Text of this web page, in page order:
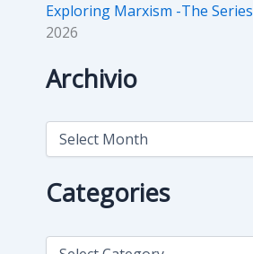
Exploring Marxism -The Series
2026
Archivio
A
h
i
Categories
C